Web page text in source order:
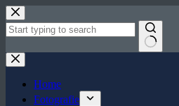
Zum
Inhalt
springen
Keine
Ergebnisse
Home
Fotografie